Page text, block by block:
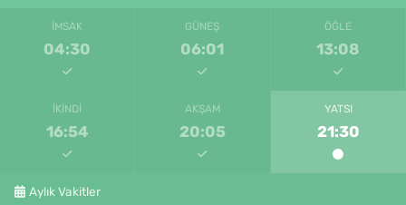
İMSAK
04:30
GÜNEŞ
06:01
ÖĞLE
13:08
İKINDI
16:54
AKŞAM
20:05
YATSI
21:30
Aylık Vakitler